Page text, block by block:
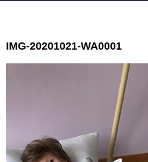
IMG-20201021-WA0001